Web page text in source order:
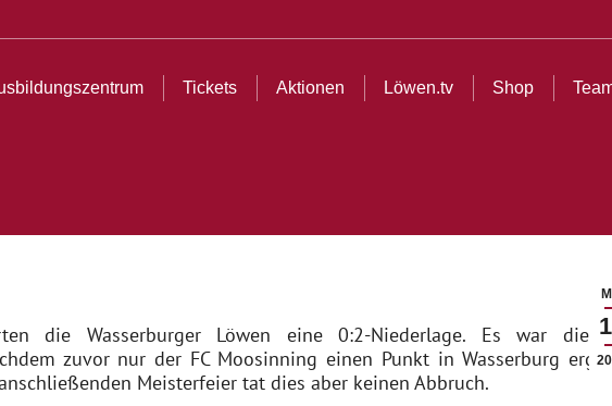
Tickets Aktionen Löwen.tv Shop
die Wasserburger Löwen eine 0:2-Niederlage. Es war die
zuvor nur der FC Moosinning einen Punkt in Wasserburg
Meisterfeier tat dies aber keinen Abbruch.
Tickets Aktionen Löwen.tv Shop Teams Partner